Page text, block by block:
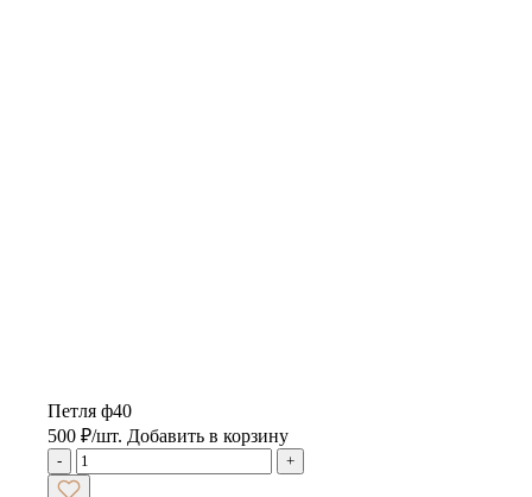
Петля ф40
500 ₽/шт. Добавить в корзину
- +